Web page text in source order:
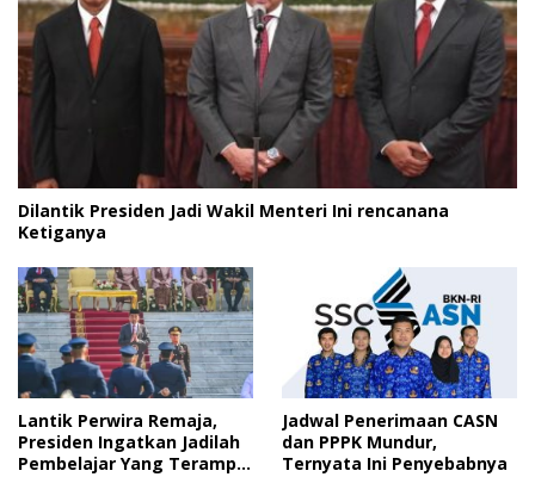
Dilantik Presiden Jadi Wakil Menteri Ini rencanana
Ketiganya
Lantik Perwira Remaja,
Presiden Ingatkan Jadilah
Pembelajar Yang Terampil
Jadwal Penerimaan CASN
dan PPPK Mundur,
Ternyata Ini Penyebabnya